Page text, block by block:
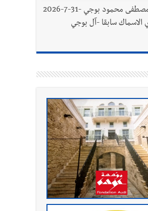
وفاة الحاج مصطفى محمود بوجي -31-7-2026
سابقا -آل بوجي